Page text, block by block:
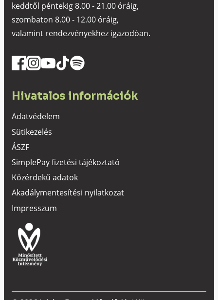
keddtől péntekig 8.00 - 21.00 óráig,
szombaton 8.00 - 12.00 óráig,
valamint rendezvényekhez igazodóan.
Hivatalos információk
Adatvédelem
Sütikezelés
ÁSZF
SimplePay fizetési tájékoztató
Közérdekű adatok
Akadálymentesítési nyilatkozat
Impresszum